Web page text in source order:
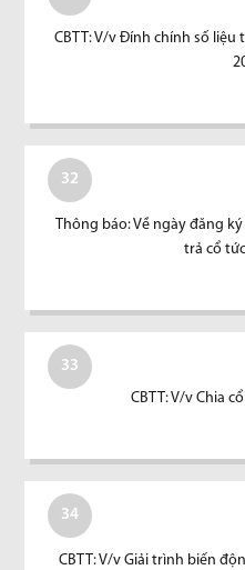
CBTT: V/v Đính chính số liệu
32
Thông báo: Về ngày đăng
trả cổ
33
CBTT: V/v Chia
34
CBTT: V/v Giải trình biến